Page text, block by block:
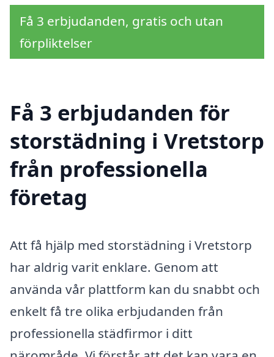
Få 3 erbjudanden, gratis och utan
förpliktelser
Få 3 erbjudanden för
storstädning i Vretstorp
från professionella
företag
Att få hjälp med storstädning i Vretstorp
har aldrig varit enklare. Genom att
använda vår plattform kan du snabbt och
enkelt få tre olika erbjudanden från
professionella städfirmor i ditt